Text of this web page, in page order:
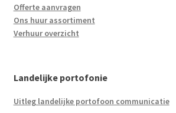
Offerte aanvragen
Ons huur assortiment
Verhuur overzicht
Landelijke portofonie
Uitleg landelijke portofoon communicatie